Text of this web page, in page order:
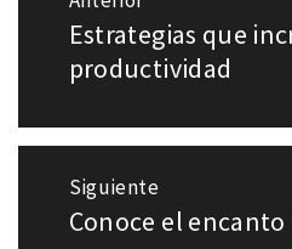
entradas
Entrada
anterior:
Estrategias que
productividad
Siguiente
Entrada
Conoce el